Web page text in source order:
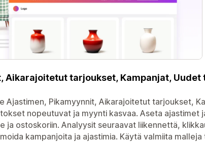
Aikarajoitetut tarjoukset, Kampanjat, Uudet
Ajastimen, Pikamyynnit, Aikarajoitetut tarjoukset,
nopeutuvat ja myynti kasvaa. Aseta ajastimet
ja ostoskoriin. Analyysit seuraavat liikennettä,
kampanjoita ja ajastimia. Käytä valmiita